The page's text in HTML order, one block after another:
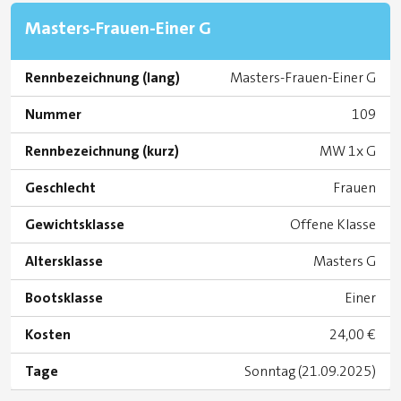
Masters-Frauen-Einer G
Rennbezeichnung (lang)
Masters-Frauen-Einer G
Nummer
109
Rennbezeichnung (kurz)
MW 1x G
Geschlecht
Frauen
Gewichtsklasse
Offene Klasse
Altersklasse
Masters G
Bootsklasse
Einer
Kosten
24,00 €
Tage
Sonntag (21.09.2025)